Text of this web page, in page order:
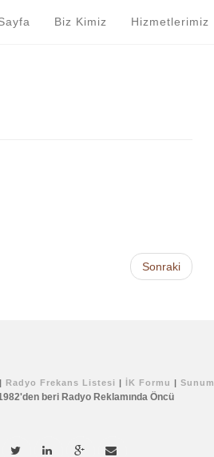
Biz Kimiz Hizmetlerimiz
Sonraki
| Radyo Frekans Listesi | İK Formu | Sunum
beri Radyo Reklamında Öncü